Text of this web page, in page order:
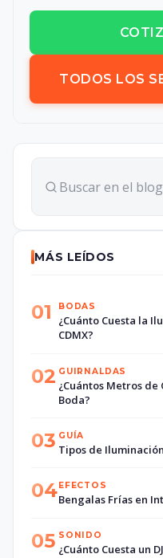
TODOS LOS
MÁS LEÍDOS
01 BODAS
¿Cuánto Cuesta la
CDMX?
02 GUIRNALDAS
¿Cuántos Metros
Boda?
03 GUÍA
Tipos de
04EFECTOS
Bengalas Frías en
05 SONIDO
¿Cuánto Cuesta un